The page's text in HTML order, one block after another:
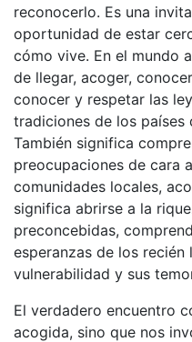
reconocerlo. Es una
oportunidad de estar
cómo vive. En el mundo
de llegar, acoger,
conocer y respetar las
tradiciones de los países
También significa
preocupaciones de cara
comunidades locales,
significa abrirse a la
preconcebidas,
esperanzas de los recién
vulnerabilidad y sus
El verdadero encuentro
acogida, sino que nos